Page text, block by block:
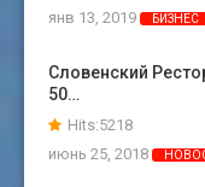
янв 13, 2019
БИЗНЕС
Словенский
50…
Hits:5218
июнь 25, 2018